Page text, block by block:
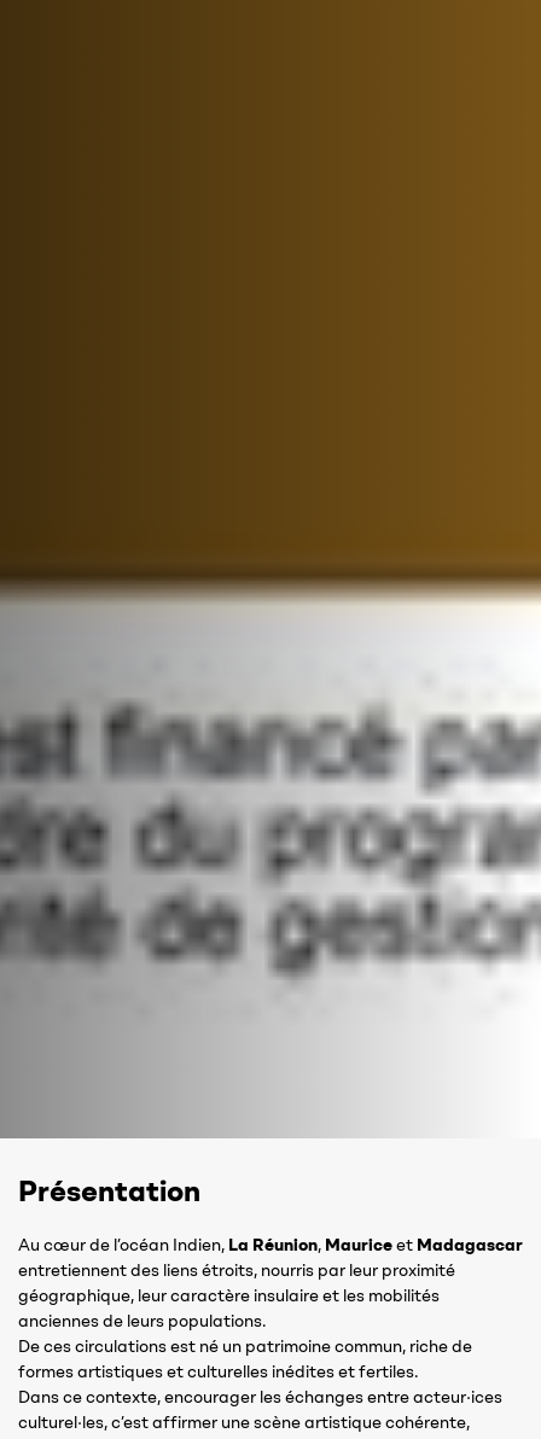
Présentation
Au cœur de l’océan Indien, La Réunion, Mauriceet Madagascar
entretiennent des liens étroits, nourris par leur proximité
géographique, leur caractère insulaire et les mobilités
anciennes de leurs populations.
De ces circulations est né un patrimoine commun, riche de
formes artistiques et culturelles inédites et fertiles.
Dans ce contexte, encourager les échanges entre acteur·ices
culturel·les, c’est affirmer une scène artistique cohérente,